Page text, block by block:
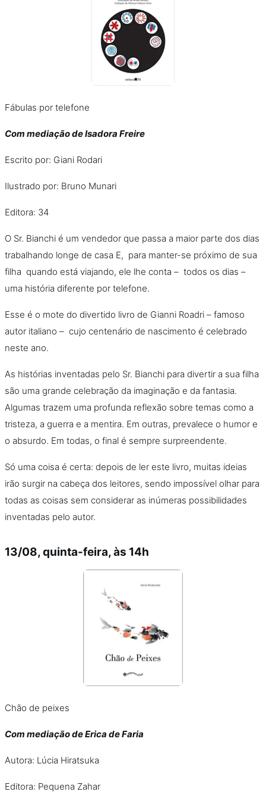
Fábulas por telefone
Com mediação de Isadora Freire
Escrito por: Giani Rodari
Ilustrado por: Bruno Munari
Editora: 34
O Sr. Bianchi é um vendedor que passa a maior parte dos dias
trabalhando longe de casa E, para manter-se próximo de sua
filha quando está viajando, ele lhe conta – todos os dias –
uma história diferente por telefone.
Esse é o mote do divertido livro de Gianni Roadri – famoso
autor italiano – cujo centenário de nascimento é celebrado
neste ano.
As histórias inventadas pelo Sr. Bianchi para divertir a sua filha
são uma grande celebração da imaginação e da fantasia.
Algumas trazem uma profunda reflexão sobre temas como a
tristeza, a guerra e a mentira. Em outras, prevalece o humor e
o absurdo. Em todas, o final é sempre surpreendente.
Só uma coisa é certa: depois de ler este livro, muitas ideias
irão surgir na cabeça dos leitores, sendo impossível olhar para
todas as coisas sem considerar as inúmeras possibilidades
inventadas pelo autor.
13/08, quinta-feira, às 14h
Chão de peixes
Com mediação de Erica de Faria
Autora: Lúcia Hiratsuka
Editora: Pequena Zahar